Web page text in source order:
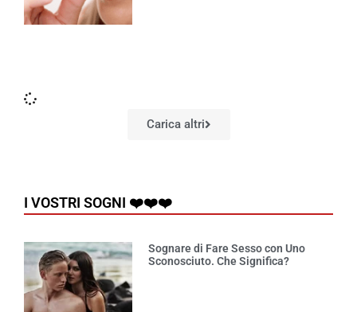
Carica altri
I VOSTRI SOGNI ❤️❤️❤️
Sognare di Fare Sesso con Uno
Sconosciuto. Che Significa?